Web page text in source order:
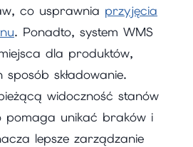
co usprawnia przyjęcia
. Ponadto, system WMS
dla produktów,
składowanie.
widoczność stanów
pomaga unikać braków i
lepsze zarządzanie